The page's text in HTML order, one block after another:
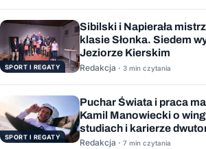
SPORT I REGATY
Sibilski i Napierała
klasie Słonka. Siedem
Jeziorze Kierskim
Redakcja · 3 min czytania
SPORT I REGATY
Puchar Świata i praca
Kamil Manowiecki o
studiach i karierze
Redakcja · 7 min czytania